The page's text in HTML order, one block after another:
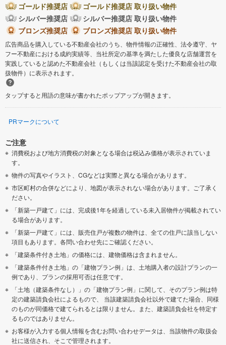
ゴールド推奨店
ゴールド推奨店 取り扱い物件
シルバー推奨店
シルバー推奨店 取り扱い物件
ブロンズ推奨店
ブロンズ推奨店 取り扱い物件
広告商品を購入している不動産会社のうち、物件情報の正確性、法令遵守、ヤ
フー不動産における成約実績等、当社所定の基準を満たした優良な店舗運営を
実践していると認めた不動産会社（もしくは当該認定を受けた不動産会社の取
扱物件）に表示されます。
タップすると用語の意味が書かれたポップアップが開きます。
PRマークについて
ご注意
消費税および地方消費税の対象となる場合は税込み価格が表示されていま
す。
物件の写真やイラスト、CGなどは実際と異なる場合があります。
市区町村の合併などにより、地図が表示されない場合があります。ご了承く
ださい。
「新築一戸建て」には、完成後1年を経過している未入居物件が掲載されてい
る場合があります。
「新築一戸建て」には、販売住戸が複数の物件は、全ての住戸に該当しない
項目もあります。各問い合わせ先にご確認ください。
「建築条件付き土地」の価格には、建物価格は含まれません。
「建築条件付き土地」の「建物プラン例」は、土地購入者の設計プランの一
例であり、プランの採用可否は任意です。
「土地（建築条件なし）」の「建物プラン例」に関して、そのプラン例は特
定の建築請負会社によるもので、 当該建築請負会社以外で建てた場合、同様
のものが同価格で建てられるとは限りません。また、建築請負会社を特定す
るものではありません。
お客様が入力する個人情報を含むお問い合わせデータは、当該物件の取扱会
社に送信され、そこで管理されます。